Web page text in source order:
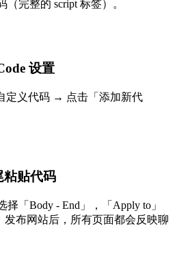
完整的 script 标签）。
设置
义代码 → 点击「添加新代
粘贴代码
「Body - End」，「Apply to」
发布网站后，所有页面都会反映聊